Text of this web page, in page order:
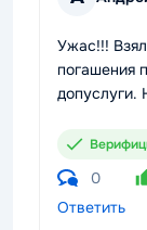
Ужас!!!
погашения
допуслуги.
0
Ответить